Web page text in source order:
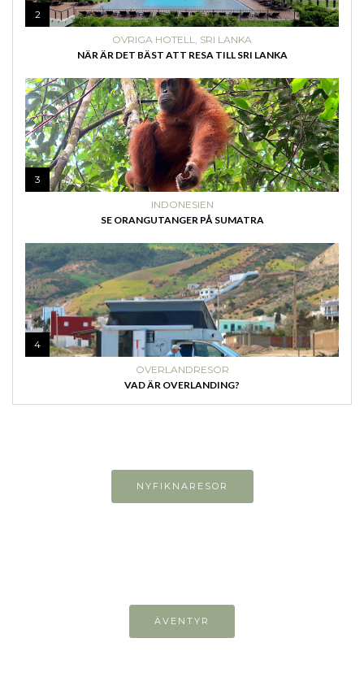
2
ÖVRIGA HOTELL
SRI LANKA
NÄR ÄR DET BÄST ATT RESA TILL SRI LANKA
3
INDONESIEN
SE ORANGUTANGER PÅ SUMATRA
4
OVERLANDRESOR
VAD ÄR OVERLANDING?
NYFIKNARESOR
ÄVENTYR